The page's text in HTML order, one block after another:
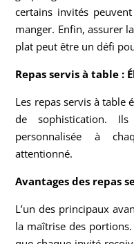
certains invités
manger. Enfin, assurer
plat peut être un défi
Repas servis à table :
Les repas servis à table
de sophistication.
personnalisée à
attentionné.
Avantages des repas
L’un des principaux
la maîtrise des